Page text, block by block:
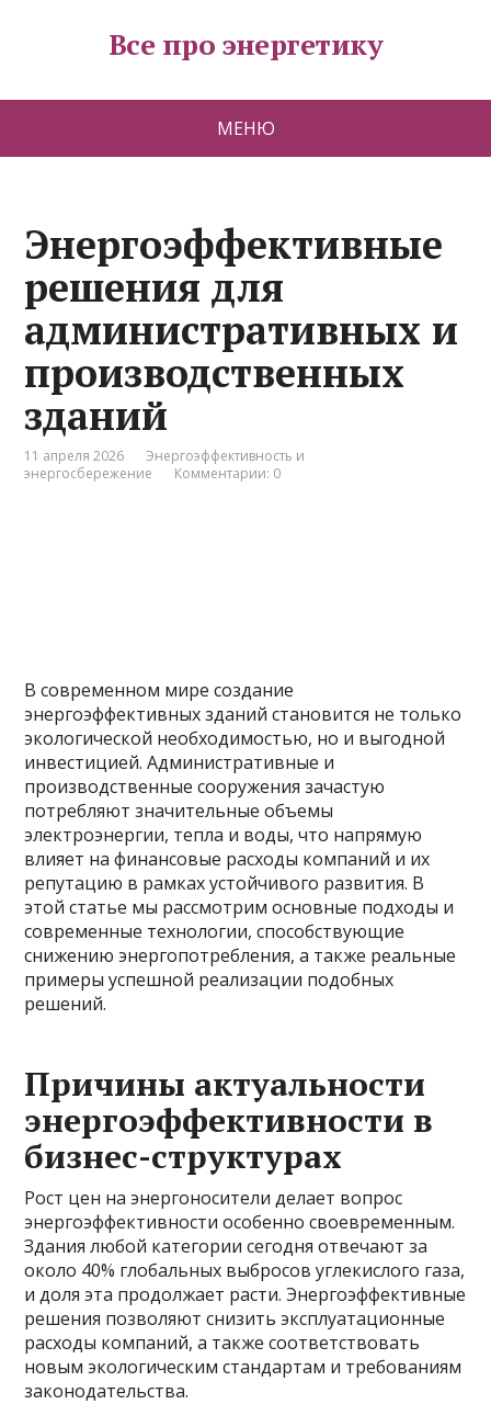
Все про энергетику
МЕНЮ
Энергоэффективные
решения для
административных и
производственных
зданий
11 апреля 2026
Энергоэффективность и
энергосбережение
Комментарии: 0
В современном мире создание
энергоэффективных зданий становится не только
экологической необходимостью, но и выгодной
инвестицией. Административные и
производственные сооружения зачастую
потребляют значительные объемы
электроэнергии, тепла и воды, что напрямую
влияет на финансовые расходы компаний и их
репутацию в рамках устойчивого развития. В
этой статье мы рассмотрим основные подходы и
современные технологии, способствующие
снижению энергопотребления, а также реальные
примеры успешной реализации подобных
решений.
Причины актуальности
энергоэффективности в
бизнес-структурах
Рост цен на энергоносители делает вопрос
энергоэффективности особенно своевременным.
Здания любой категории сегодня отвечают за
около 40% глобальных выбросов углекислого газа,
и доля эта продолжает расти. Энергоэффективные
решения позволяют снизить эксплуатационные
расходы компаний, а также соответствовать
новым экологическим стандартам и требованиям
законодательства.